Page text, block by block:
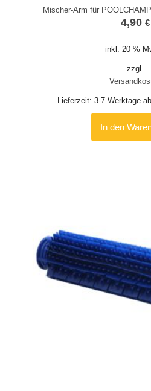
Mischer-Arm für
4,90 €
inkl. 20 %
zzgl.
Lieferzeit: 3-7 Werktage
In den